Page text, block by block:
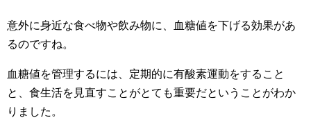
意外に身近な食べ物や飲み物に、血糖値を下げる効果があ
るのですね。
血糖値を管理するには、定期的に有酸素運動をすること
と、食生活を見直すことがとても重要だということがわか
りました。